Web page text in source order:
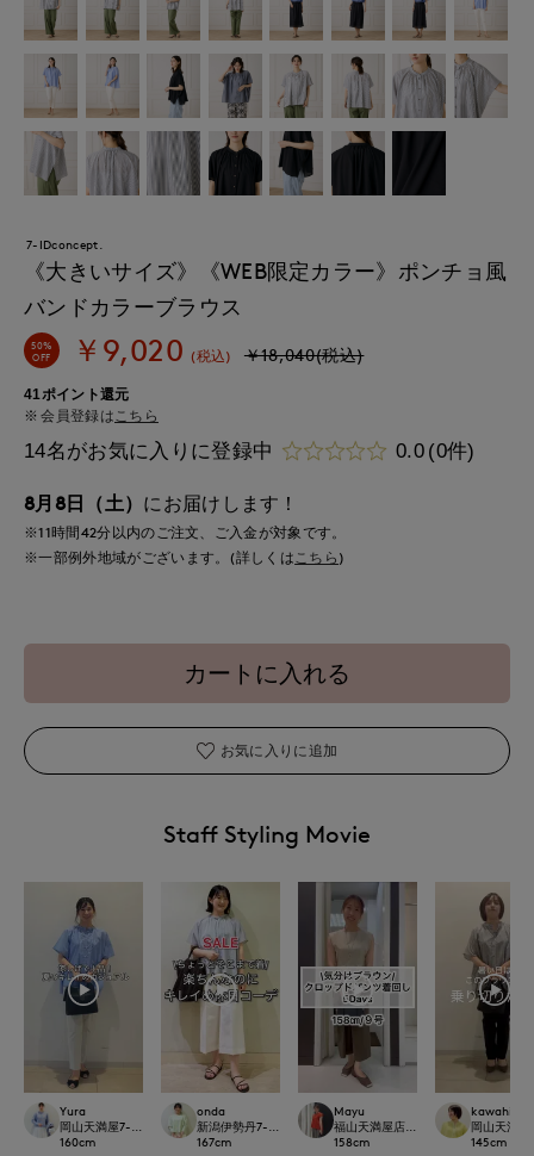
7-IDconcept.
《大きいサイズ》《WEB限定カラー》ポンチョ風
バンドカラーブラウス
50%
OFF
￥9,020 (税込) ￥18,040(税込)
41ポイント還元
会員登録はこちら
14名がお気に入りに登録中 0.0 (0件)
8月8日（土） にお届けします！
※11時間42分以内のご注文、ご入金が対象です。
※一部例外地域がございます。(詳しくは こちら )
カートに入れる
お気に入りに追加
Staff Styling Movie
Yura
岡山天満屋7-IDconcept.
160cm
onda
新潟伊勢丹7-IDconcept.
167cm
Mayu
福山天満屋店INED/7-IDconcept./
158cm
kawahi
岡山天満
145cm